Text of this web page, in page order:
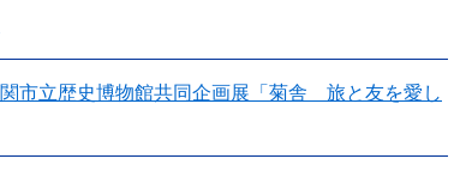
市立歴史博物館共同企画展「菊舎 旅と友を愛し